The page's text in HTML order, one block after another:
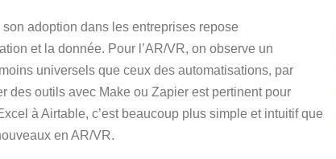
adoption dans les entreprises repose
et la donnée. Pour l’AR/VR, on observe un
universels que ceux des automatisations, par
des outils avec Make ou Zapier est pertinent pour
à Airtable, c’est beaucoup plus simple et intuitif que
en AR/VR.